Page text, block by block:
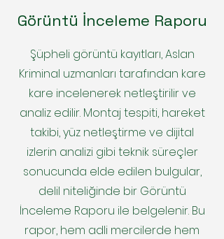
Görüntü İnceleme Raporu
Şüpheli görüntü kayıtları, Aslan
Kriminal uzmanları tarafından kare
kare incelenerek netleştirilir ve
analiz edilir. Montaj tespiti, hareket
takibi, yüz netleştirme ve dijital
izlerin analizi gibi teknik süreçler
sonucunda elde edilen bulgular,
delil niteliğinde bir Görüntü
İnceleme Raporu ile belgelenir. Bu
rapor, hem adli mercilerde hem